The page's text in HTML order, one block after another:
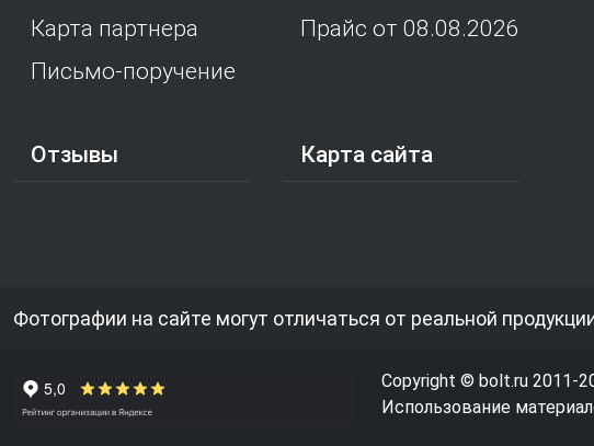
Карта партнера
Письмо-поручение
Прайс от 08.08.2026
Отзывы Карта сайта
Фотографии на сайте могут отличаться от реальной
Copyright © bolt.ru 2011-
Использование